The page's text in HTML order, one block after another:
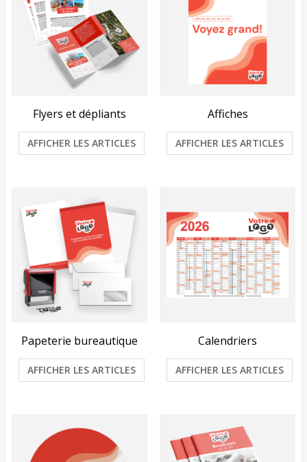
Flyers et dépliants
AFFICHER LES ARTICLES
Affiches
AFFICHER LES ARTICLES
Papeterie bureautique
AFFICHER LES ARTICLES
Calendriers
AFFICHER LES ARTICLES